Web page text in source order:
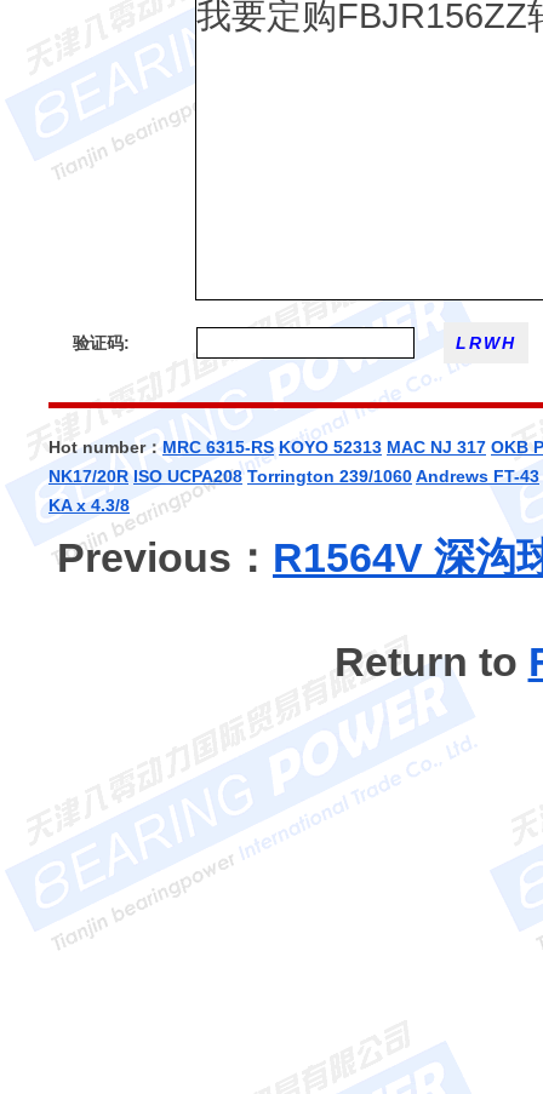
验证码:
Hot number：MRC 6315-RS KOYO 52313 MAC NJ 317 OKB
NK17/20R ISO UCPA208 Torrington 239/1060Andrews FT-43
KA x 4.3/8
Previous： R1564V 深沟
Return to